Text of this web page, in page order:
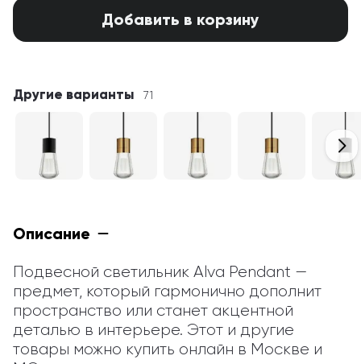
Добавить в корзину
Другие варианты 71
Описание
Подвесной светильник Alva Pendant —
предмет, который гармонично дополнит
пространство или станет акцентной
деталью в интерьере. Этот и другие
товары можно купить онлайн в Москве и